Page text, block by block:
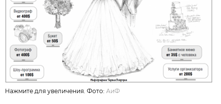
Нажмите для увеличения. Фото: АиФ